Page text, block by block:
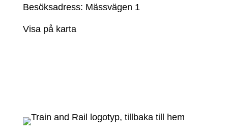
Besöksadress: Mässvägen 1
Visa på karta